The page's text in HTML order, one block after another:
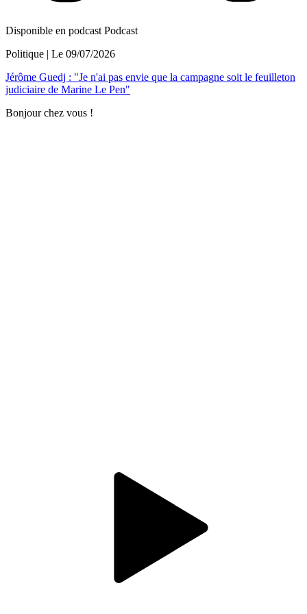
Disponible en podcast Podcast
Politique | Le 09/07/2026
Jérôme Guedj : "Je n'ai pas envie que la campagne soit le feuilleton
judiciaire de Marine Le Pen"
Bonjour chez vous !